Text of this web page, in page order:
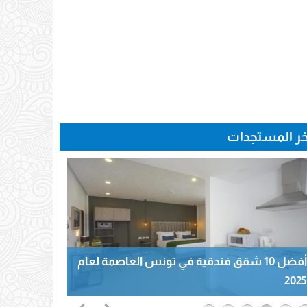
المستجدات
أفضل 10 شقق فندقية في تونس العاصمة لعام
2025